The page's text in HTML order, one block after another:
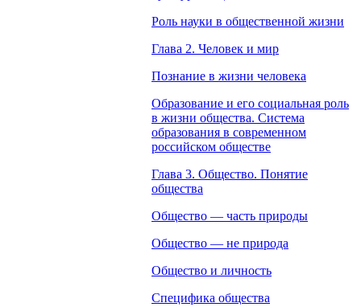
Роль науки в общественной жизни
Глава 2. Человек и мир
Познание в жизни человека
Образование и его социальная роль
в жизни общества. Система
образования в современном
российском обществе
Глава 3. Общество. Понятие
общества
Общество — часть природы
Общество — не природа
Общество и личность
Специфика общества